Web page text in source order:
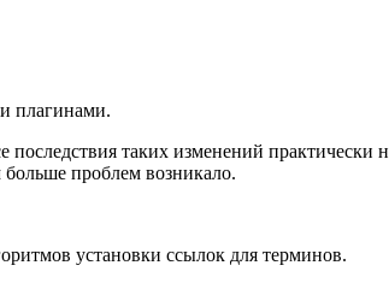
плагинами.
таких изменений практически
больше проблем возникало.
установки ссылок для терминов.